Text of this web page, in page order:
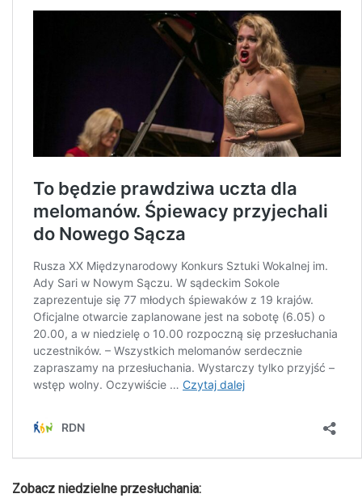
Zobacz niedzielne przesłuchania: